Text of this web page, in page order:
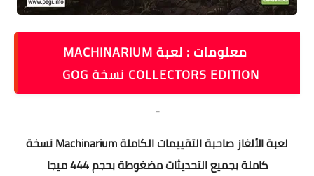
معلومات : لعبة MACHINARIUM
COLLECTORS EDITION نسخة GOG
-
لعبة الألغاز صاحبة التقييمات الكاملة Machinarium نسخة
كاملة بجميع التحديثات مضغوطة بحجم 444 ميجا